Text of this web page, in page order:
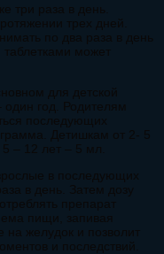
три раза в день.
трех дней.
по два раза в день
может
для детской
год. Родителям
последующих
Детишкам от 2- 5
– 12 лет – 5 мл.
в последующих
в день. Затем дозу
препарат
пищи, запивая
на желудок и позволит
и последствий.